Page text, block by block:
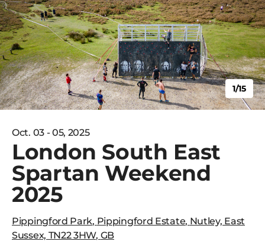
Oct. 03 - 05, 2025
London South East
Spartan Weekend
2025
Pippingford Park, Pippingford Estate, Nutley, East
Sussex, TN22 3HW, GB
1/15